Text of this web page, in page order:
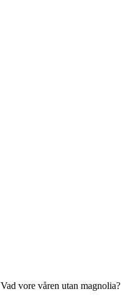
Vad vore våren utan magnolia?